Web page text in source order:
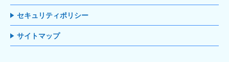
セキュリティポリシー
サイトマップ